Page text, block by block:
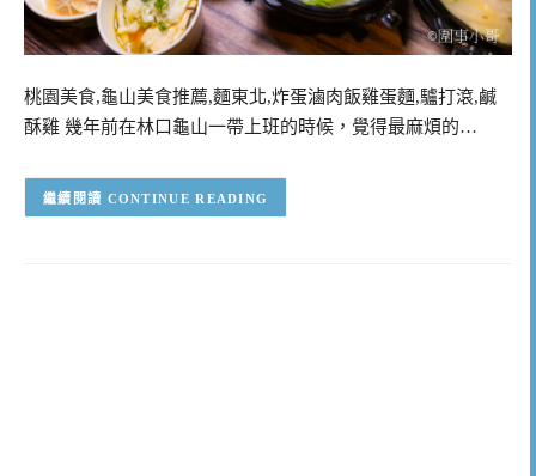
桃園美食,龜山美食推薦,麵東北,炸蛋滷肉飯雞蛋麵,驢打滾,鹹
酥雞 幾年前在林口龜山一帶上班的時候，覺得最麻煩的…
CONTINUE READING